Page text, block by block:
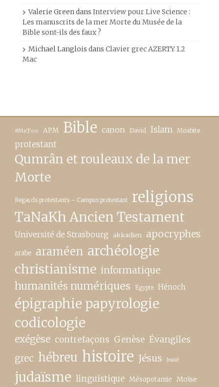
Valerie Greendans Interview pour Live Science :
Les manuscrits de la mer Morte du Musée de la
Bible sont-ils des faux ?
Michael Langlois dans Clavier grec AZERTY 1.2
Mac
#MeToo APM Bible canon David Islam Moabite
protestant
Qumrân et rouleaux de la mer
Morte
Regards protestants – Campus protestant religions
TaNaKh Ancien Testament
Université de Strasbourg akkadien apocryphes
arabe araméen archéologie
christianisme informatique
humanités numériques Égypte Hénoch
épigraphie papyrologie
codicologie
exégèse contrefaçons Genèse Évangiles
grec hébreu histoire Jésus Josué
judaïsme linguistique Mésopotamie Moïse